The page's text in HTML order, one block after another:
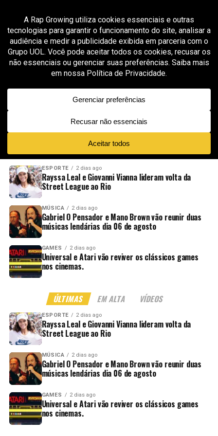
All posts tagged "música infantil"
GROOVER X RAP GROWING 1 mês ago
Lachi transforma música infantil em
ferramenta de inclusão no projeto
“Magnificent”
NOVIDADES EM ALTA VÍDEOS
ESPORTE 2 dias ago
Rayssa Leal e Giovanni Vianna lideram volta da
Street League ao Rio
MÚSICA 2 dias ago
Gabriel O Pensador e Mano Brown vão reunir duas
músicas lendárias dia 06 de agosto
GAMES 2 dias ago
Universal e Atari vão reviver os clássicos games
nos cinemas.
ÚLTIMAS EM ALTA VÍDEOS
ESPORTE 2 dias ago
Rayssa Leal e Giovanni Vianna lideram volta da
Street League ao Rio
MÚSICA 2 dias ago
Gabriel O Pensador e Mano Brown vão reunir duas
músicas lendárias dia 06 de agosto
GAMES 2 dias ago
Universal e Atari vão reviver os clássicos games
nos cinemas.